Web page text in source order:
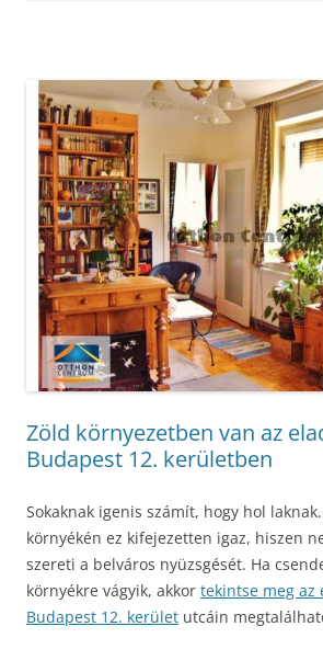
Zöld környezetben van az
Budapest 12. kerületben
Sokaknak igenis számít, hogy hol
környékén ez kifejezetten igaz, hiszen
szereti a belváros nyüzsgését. Ha
környékre vágyik, akkor tekintse meg az
Budapest 12. kerület utcáin